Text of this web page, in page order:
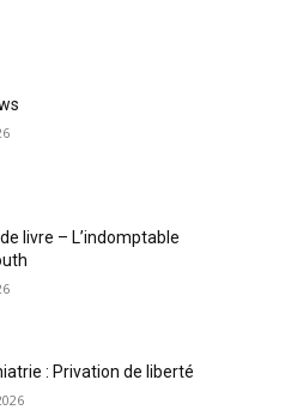
livre – L’indomptable
: Privation de liberté